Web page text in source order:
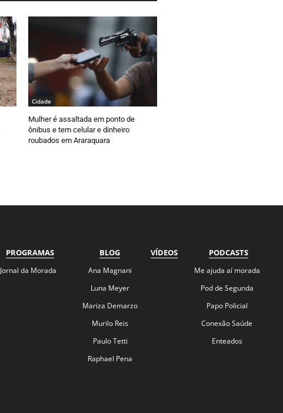
Cidade
Mulher é assaltada em ponto de
ônibus e tem celular e dinheiro
roubados em Araraquara
PROGRAMAS
Jornal da Morada
BLOG
Ana Magnani
Luna Meyer
Mariza Demarzo
Murilo Reis
Paulo Tetti
Raphael Pena
VÍDEOS PODCASTS
Me ajuda aí morada
Pod de Segunda
Papo Policial
Conexão Saúde
Enteados